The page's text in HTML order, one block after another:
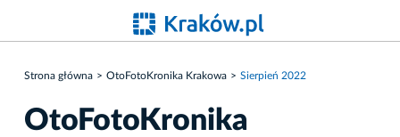
Strona główna OtoFotoKronika Krakowa Sierpień 2022
OtoFotoKronika